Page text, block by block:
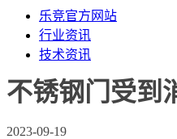
乐竞官方网站
行业资讯
技术资讯
不锈钢门受到
2023-09-19